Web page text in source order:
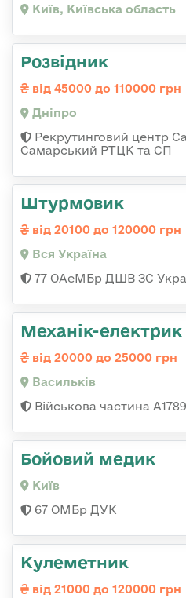
Київ, Київська область
Розвідник
від 45000 до 110000 грн
Дніпро
Рекрутинговий центр
Самарський РТЦК та СП
Штурмовик
від 20100 до 120000 грн
Вся Україна
77 ОАеМБр ДШВ ЗС
Механік-електрик
від 20000 до 25000 грн
Васильків
Військова частина А1789
Бойовий медик
Київ
67 ОМБр ДУК
Кулеметник
від 21000 до 120000 грн